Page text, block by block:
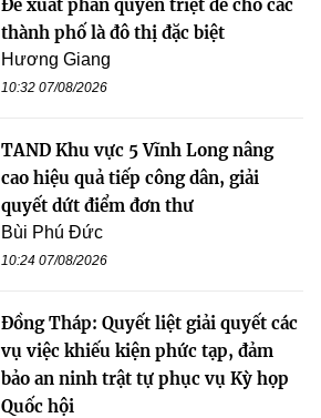
Đề xuất phân quyền triệt để cho các
thành phố là đô thị đặc biệt
Hương Giang
10:32 07/08/2026
TAND Khu vực 5 Vĩnh Long nâng
cao hiệu quả tiếp công dân, giải
quyết dứt điểm đơn thư
Bùi Phú Đức
10:24 07/08/2026
Đồng Tháp: Quyết liệt giải quyết các
vụ việc khiếu kiện phức tạp, đảm
bảo an ninh trật tự phục vụ Kỳ họp
Quốc hội